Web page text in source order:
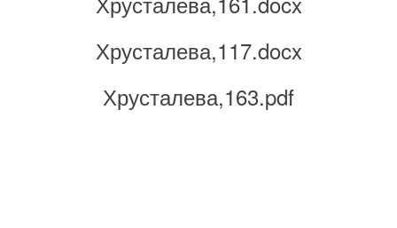
Хрусталева,117.docx
Хрусталева,163.pdf